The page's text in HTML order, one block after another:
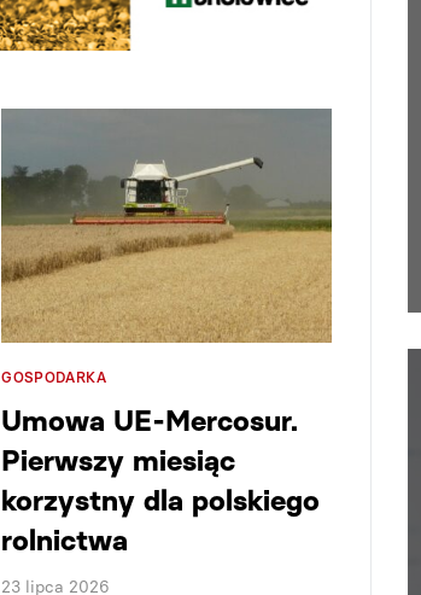
GOSPODARKA
Umowa UE-Mercosur.
Pierwszy miesiąc
korzystny dla polskiego
rolnictwa
23 lipca 2026